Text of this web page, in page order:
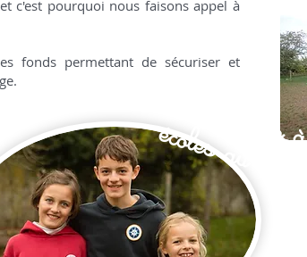
c'est pourquoi nous faisons appel à
fonds permettant de sécuriser et